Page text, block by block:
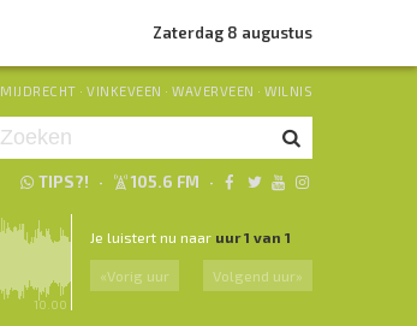
Zaterdag 8 augustus
MIJDRECHT · VINKEVEEN · WAVERVEEN · WILNIS
TIPS?! · 105.6 FM ·
10.00
Je luistert nu naar uur 1 van 1
«Vorig uur Volgend uur»